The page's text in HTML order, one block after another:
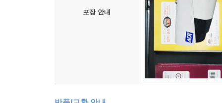
포장 안내